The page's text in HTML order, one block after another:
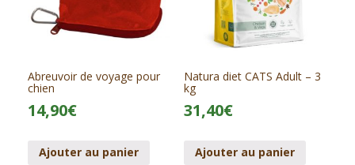
Abreuvoir de voyage pour
chien
14,90€
Ajouter au panier
Natura diet CATS Adult – 3
kg
31,40€
Ajouter au panier